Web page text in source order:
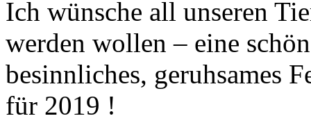
Ich wünsche all unseren
werden wollen – eine
besinnliches, geruhsames
für 2019 !